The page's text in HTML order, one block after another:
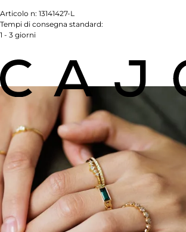
Articolo n: 13141427-L
Tempi di consegna standard:
1 - 3 giorni